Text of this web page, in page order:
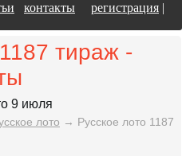
контакты регистрация |
тираж -
лото → Русское лото 1187